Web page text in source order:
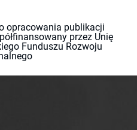
opracowania publikacji
przez Unię
Funduszu Rozwoju